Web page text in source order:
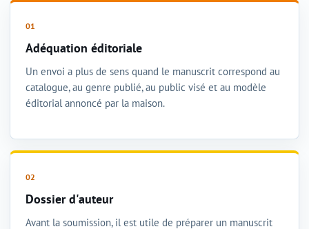
Adéquation éditoriale
Un envoi a plus de sens quand le manuscrit correspond au
catalogue, au genre publié, au public visé et au modèle
éditorial annoncé par la maison.
Dossier d'auteur
Avant la soumission, il est utile de préparer un manuscrit